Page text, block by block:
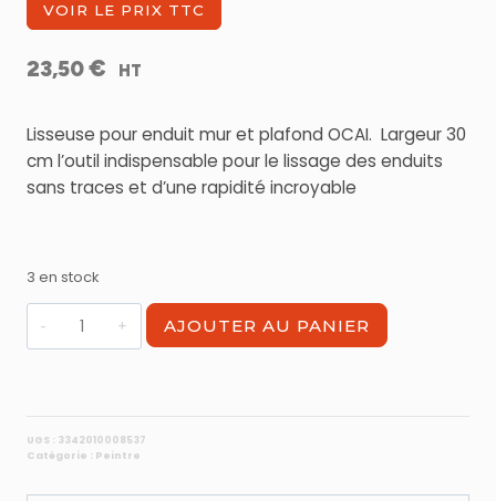
VOIR LE PRIX TTC
23,50€ HT
Lisseuse pour enduit mur et plafond OCAI. Largeur 30
cm l’outil indispensable pour le lissage des enduits
sans traces et d’une rapidité incroyable
3 en stock
quantité
de
30cm
ROBUST
AJOUTER AU PANIER
UGS : 3342010008537
Catégorie : Peintre